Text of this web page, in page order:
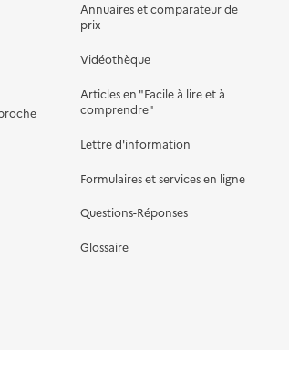
Annuaires et comparateur de
prix
Vidéothèque
Articles en "Facile à lire et à
comprendre"
Lettre d'information
Formulaires et services en ligne
Questions-Réponses
Glossaire